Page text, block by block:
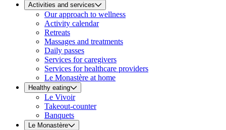
Activities and services
Our approach to wellness
Activity calendar
Retreats
Massages and treatments
Daily passes
Services for caregivers
Services for healthcare providers
Le Monastère at home
Healthy eating
Le Vivoir
Takeout-counter
Banquets
Le Monastère